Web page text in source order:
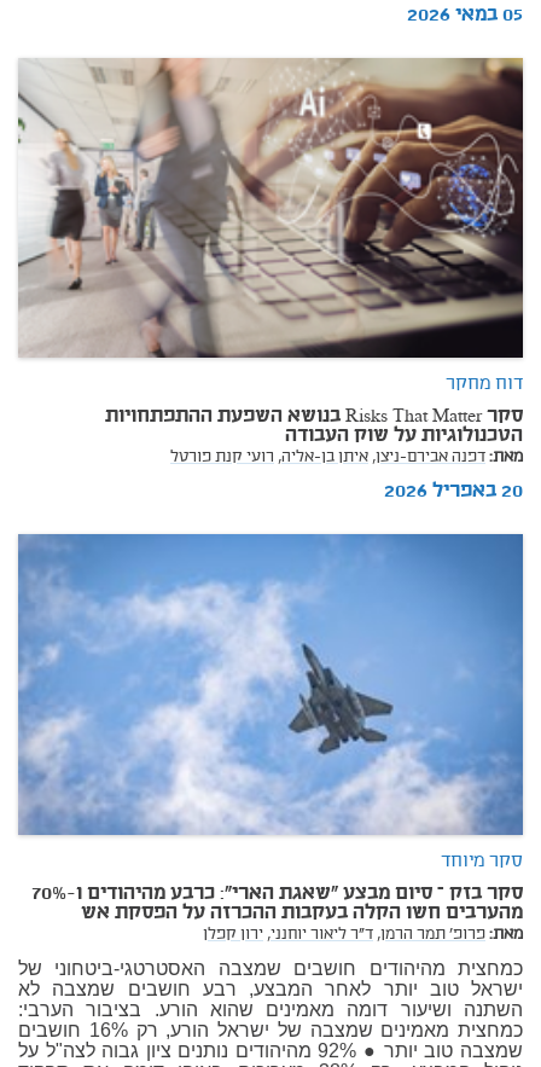
05 במאי 2026
דוח מחקר
סקר Risks That Matter בנושא השפעת ההתפתחויות
הטכנולוגיות על שוק העבודה
מאת:דפנה אבירם-ניצן, איתן בן-אליה, רועי קנת פורטל
20 באפריל 2026
סקר מיוחד
סקר בזק – סיום מבצע "שאגת הארי": כרבע מהיהודים ו-70%
מהערבים חשו הקלה בעקבות ההכרזה על הפסקת אש
מאת:פרופ' תמר הרמן, ד"ר ליאור יוחנני, ירון קפלן
כמחצית מהיהודים חושבים שמצבה האסטרטגי-ביטחוני של
ישראל טוב יותר לאחר המבצע, רבע חושבים שמצבה לא
השתנה ושיעור דומה מאמינים שהוא הורע. בציבור הערבי:
כמחצית מאמינים שמצבה של ישראל הורע, רק 16% חושבים
שמצבה טוב יותר ● 92% מהיהודים נותנים ציון גבוה לצה"ל על